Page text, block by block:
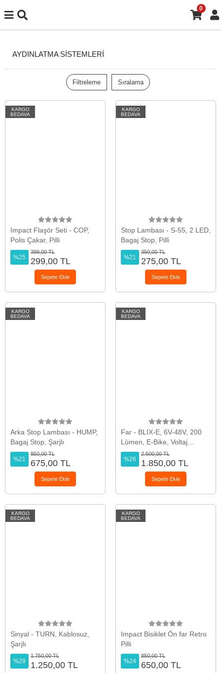
0
AYDINLATMA SİSTEMLERİ
Filtreleme Sıralama
KARGO
BEDAVA
Impact Flaşör Seti - COP,
Polis Çakar, Pilli
%25
399,00 TL
299,00 TL
Sepete Ekle
KARGO
BEDAVA
Stop Lambası - S-55, 2 LED,
Bagaj Stop, Pilli
%21
350,00 TL
275,00 TL
Sepete Ekle
KARGO
BEDAVA
Arka Stop Lambası - HUMP,
Bagaj Stop, Şarjlı
%21
850,00 TL
675,00 TL
Sepete Ekle
KARGO
BEDAVA
Far - BLIX-E, 6V-48V, 200
Lümen, E-Bike, Voltaj
Düzenleyici
%26
2.500,00 TL
1.850,00 TL
Sepete Ekle
KARGO
BEDAVA
Sinyal - TURN, Kablosuz,
Şarjlı
%29
1.750,00 TL
1.250,00 TL
KARGO
BEDAVA
Impact Bisiklet Ön far Retro
Pilli
%24
850,00 TL
650,00 TL